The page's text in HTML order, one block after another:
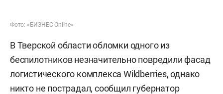
Фото: «БИЗНЕС Online»
В Тверской области обломки одного из
беспилотников незначительно повредили фасад
логистического комплекса Wildberries, однако
никто не пострадал, сообщил губернатор